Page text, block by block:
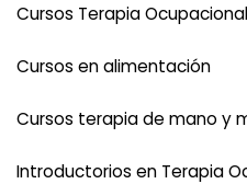
Cursos Terapia
Cursos en alimentación
Cursos terapia de mano y
Introductorios en Terapia